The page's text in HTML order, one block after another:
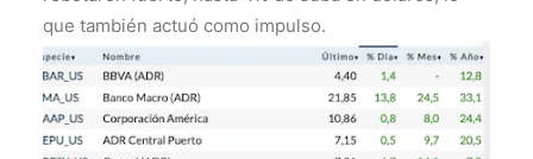
que también actuó como impulso.